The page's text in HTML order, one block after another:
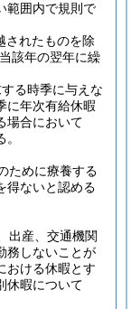
範囲内で規則で
されたものを除
該年の翌年に繰
る時季に与えな
に年次有給休暇
場合において
ために療養する
得ないと認める
出産、交通機関
務しないことが
おける休暇とす
休暇について